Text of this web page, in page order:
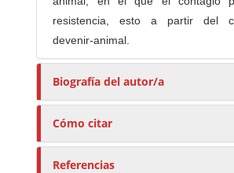
resistencia, esto a partir del
devenir-animal.
Biografía del autor/a
Cómo citar
Referencias